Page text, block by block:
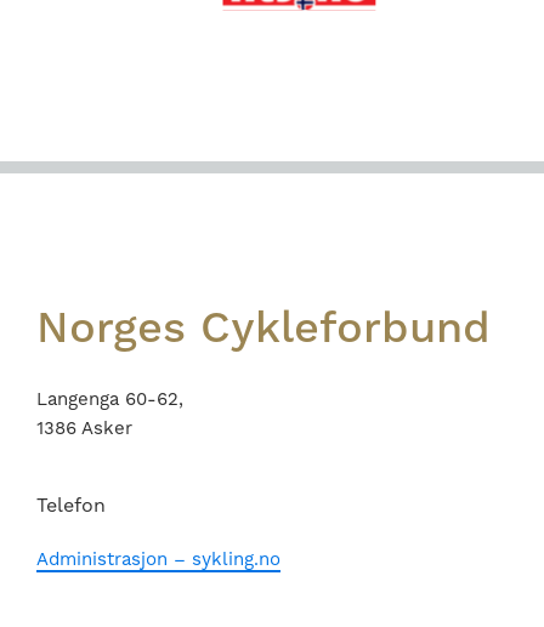
Footer
Norges Cykleforbund
Langenga 60-62,
1386 Asker
Telefon
Administrasjon – sykling.no